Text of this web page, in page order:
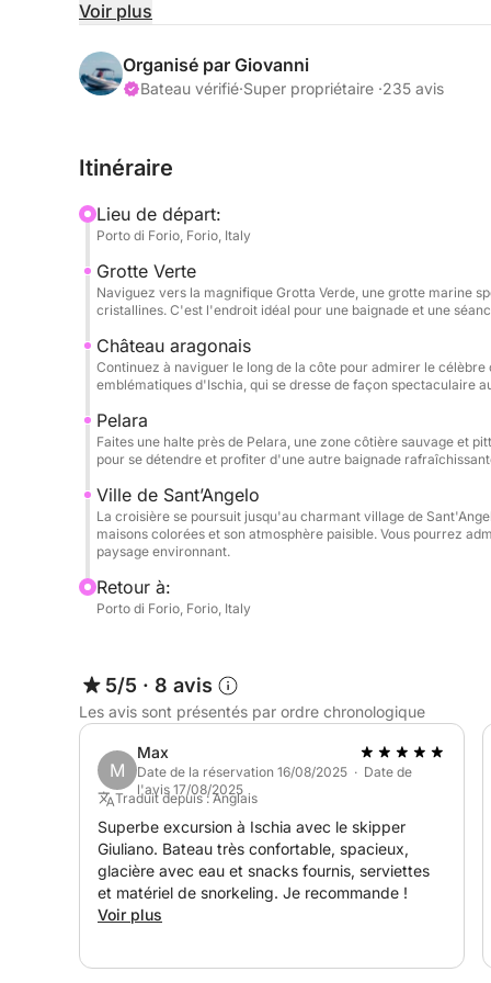
au cœur des merveilles d’Ischia.
vous admirerez des vues spectaculaires sur les
Cette excursion vous propose un voyage à la
Vous découvrirez d’abord la beauté sauvage de
criques secrètes et peut-être même vous
et de points de vue panoramiques.
environnantes, où vous pourrez vous prélasser
cristallines.
Ce qui rend cette excursion vraiment
meilleur d'Ischia sous un angle unique : depuis
traditionnelles, la croisière offre des vues
ignorés des visiteurs. Vous aurez également
criques secrètes, accessibles uniquement par
un équilibre parfait entre relaxation et aventure,
Voir plus
Organisé par Giovanni
Bateau vérifié·Super propriétaire ·235 avis
Itinéraire
Lieu de départ:
Porto di Forio, Forio, Italy
Grotte Verte
Naviguez vers la magnifique Grotta Verde, une grotte marine
cristallines. C'est l'endroit idéal pour une baignade et une
Château aragonais
Continuez à naviguer le long de la côte pour admirer le
emblématiques d'Ischia, qui se dresse de façon spectaculaire
Pelara
Faites une halte près de Pelara, une zone côtière sauvage et
pour se détendre et profiter d'une autre baignade
Ville de Sant’Angelo
La croisière se poursuit jusqu'au charmant village de
maisons colorées et son atmosphère paisible. Vous pourrez
paysage environnant.
Retour à:
Porto di Forio, Forio, Italy
5/5 · 8 avis
Les avis sont présentés par ordre chronologique
M
Max
Date de la réservation 16/08/2025 · Date de
l'avis 17/08/2025
Traduit depuis : Anglais
Superbe excursion à Ischia avec le skipper
Giuliano. Bateau très confortable, spacieux,
glacière avec eau et snacks fournis, serviettes
et matériel de snorkeling. Je recommande !
Voir plus